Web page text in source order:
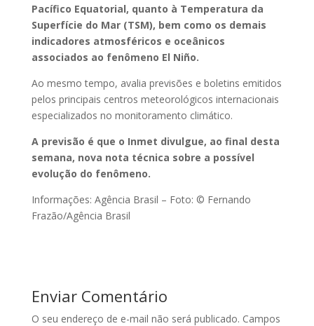
Pacífico Equatorial, quanto à Temperatura da
Superfície do Mar (TSM), bem como os demais
indicadores atmosféricos e oceânicos
associados ao fenômeno El Niño.
Ao mesmo tempo, avalia previsões e boletins emitidos
pelos principais centros meteorológicos internacionais
especializados no monitoramento climático.
A previsão é que o Inmet divulgue, ao final desta
semana, nova nota técnica sobre a possível
evolução do fenômeno.
Informações: Agência Brasil – Foto: © Fernando
Frazão/Agência Brasil
Enviar Comentário
O seu endereço de e-mail não será publicado. Campos